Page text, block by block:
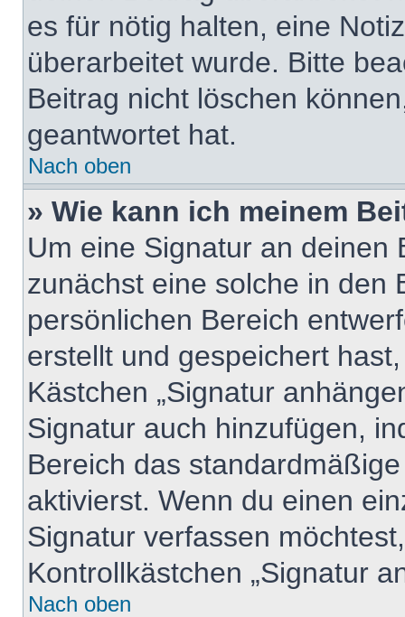
es für nötig halten, eine
überarbeitet wurde. Bitte
Beitrag nicht löschen
geantwortet hat.
Nach oben
» Wie kann ich meinem
Um eine Signatur an deinen
zunächst eine solche in den
persönlichen Bereich
erstellt und gespeichert
Kästchen „Signatur
Signatur auch hinzufügen,
Bereich das
aktivierst. Wenn du einen
Signatur verfassen
Kontrollkästchen „Signatur
Nach oben